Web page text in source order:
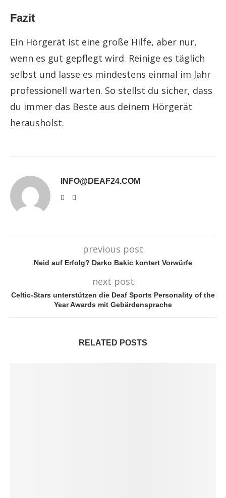
Fazit
Ein Hörgerät ist eine große Hilfe, aber nur,
wenn es gut gepflegt wird. Reinige es täglich
selbst und lasse es mindestens einmal im Jahr
professionell warten. So stellst du sicher, dass
du immer das Beste aus deinem Hörgerät
herausholst.
INFO@DEAF24.COM
previous post
Neid auf Erfolg? Darko Bakic kontert Vorwürfe
next post
Celtic-Stars unterstützen die Deaf Sports Personality of the
Year Awards mit Gebärdensprache
RELATED POSTS